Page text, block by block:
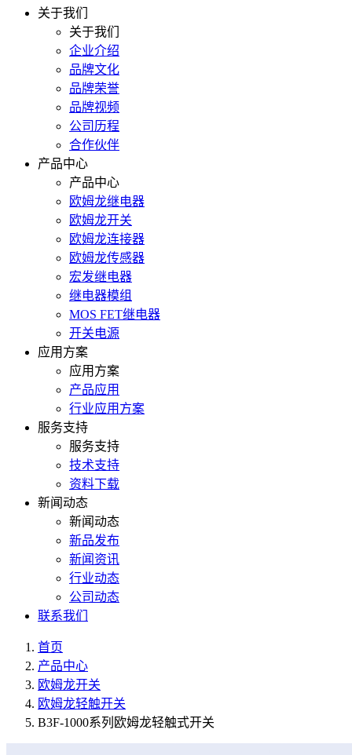
关于我们
关于我们
企业介绍
品牌文化
品牌荣誉
品牌视频
公司历程
合作伙伴
产品中心
产品中心
欧姆龙继电器
欧姆龙开关
欧姆龙连接器
欧姆龙传感器
宏发继电器
继电器模组
MOS FET继电器
开关电源
应用方案
应用方案
产品应用
行业应用方案
服务支持
服务支持
技术支持
资料下载
新闻动态
新闻动态
新品发布
新闻资讯
行业动态
公司动态
联系我们
首页
产品中心
欧姆龙开关
欧姆龙轻触开关
B3F-1000系列欧姆龙轻触式开关